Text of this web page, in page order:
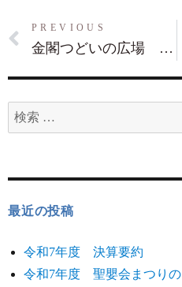
PREVIOUS
金閣つどいの広場 ひまわり １２月予定
最近の投稿
令和7年度 決算要約
令和7年度 聖嬰会まつりの